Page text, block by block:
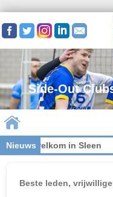
Side-Out
Nieuws
niet welkom in Sleen
Beste leden,